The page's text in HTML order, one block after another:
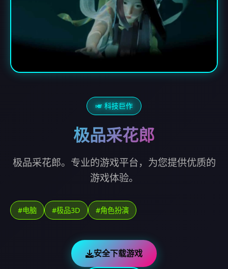
🎺 科技巨作
极品采花郎
极品采花郎。专业的游戏平台，为您提供优质的
游戏体验。
#电脑 #极品3D #角色扮演
安全下载游戏